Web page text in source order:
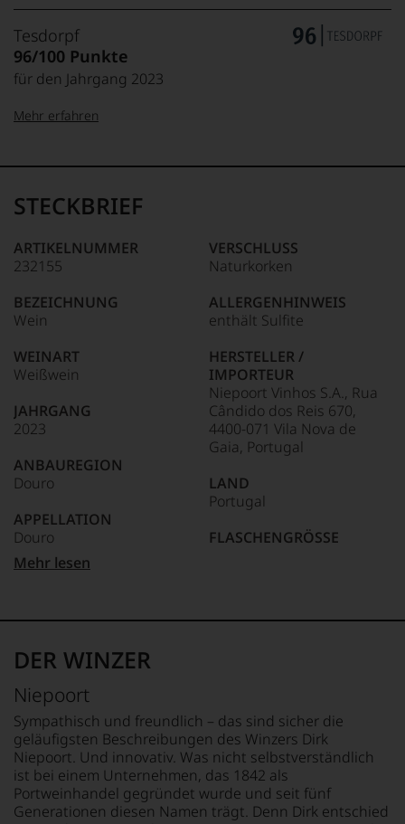
Tesdorpf
96/100 Punkte
für den Jahrgang 2023
95–98 Punkte:
90–94 Punkte:
Unter 85 Punkte:
Name
Tesdorpf
für
»Fine
für
die
edlen
Weine
der
Welt,
kaum
ein
Das
dokumentieren
auch
und
gerade
mit
Medaillen
Weinjournalisten
Fachpublikationen
unseren
Aussendungen
oder
in
unserem
Webshop,
Mehr erfahren
STECKBRIEF
ARTIKELNUMMER
232155
BEZEICHNUNG
Wein
WEINART
Weißwein
JAHRGANG
2023
ANBAUREGION
Douro
APPELLATION
Douro
REBSORTEN
Rabigato
12 °C
ALKOHOLGEHALT
12,5 % Vol.
RESTSÜSSE
1 g/L
VERSCHLUSS
Naturkorken
ALLERGENHINWEIS
enthält Sulfite
HERSTELLER /
IMPORTEUR
Niepoort Vinhos S.A., Rua
Cândido dos Reis 670,
4400-071 Vila Nova de
Gaia, Portugal
LAND
Portugal
FLASCHENGRÖSSE
0 g
davon gesättigte
Fettsäuren: 0 g
KOHLENHYDRATE
0 g
davon Zucker: 0 g
Mehr lesen
DER WINZER
Niepoort
Sympathisch und freundlich – das sind sicher die
geläufigsten Beschreibungen des Winzers Dirk
Niepoort. Und innovativ. Was nicht selbstverständlich
ist bei einem Unternehmen, das 1842 als
Portweinhandel gegründet wurde und seit fünf
Generationen diesen Namen trägt. Denn Dirk entschied